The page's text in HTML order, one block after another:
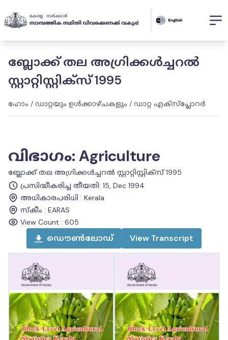
ബ്ലോക്ക് തല അഗ്രിക്കൾച്ചറൽ
സ്റ്റാറ്റിസ്റ്റിക്‌സ് 1995
ഹോം / ഡാറ്റയും ഉൾക്കാഴ്ചകളും / ഡാറ്റ എക്സ്പ്ലോറർ
വിഭാഗം: Agriculture
ബ്ലോക്ക് തല അഗ്രിക്കൾച്ചറൽ സ്റ്റാറ്റിസ്റ്റിക്‌സ് 1995
പ്രസിദ്ധീകരിച്ച തീയതി: 15, Dec 1994
അധികാരപരിധി : Kerala
സ്കീം : EARAS
View Count : 605
ഡൌൺലോഡ് View Transcript